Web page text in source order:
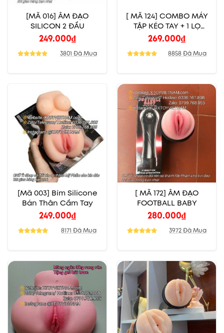
[MÃ 016] ÂM ĐẠO
SILICON 2 ĐẦU
249.000₫
3801 Đã Mua
[ MÃ 124] COMBO MÁY
TẬP KÉO TAY + 1 LỌ
TITAN GOLD
269.000₫
8858 Đã Mua
[Mã 003] Bím Silicone
Bán Thân Cầm Tay
249.000₫
8171 Đã Mua
[ MÃ 172] ÂM ĐẠO
FOOTBALL BABY
280.000₫
3972 Đã Mua